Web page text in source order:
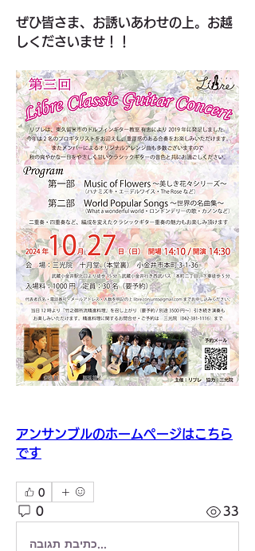
ぜひ皆さま、お誘いあわせの上。お越
しくださいませ！！
アンサンブルのホームページはこちら
です
0
0 33
כתיבת תגובה...